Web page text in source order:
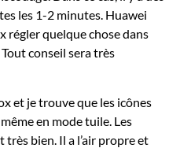
les 1-2 minutes. Huawei
régler quelque chose dans
conseil sera très
et je trouve que les icônes
en mode tuile. Les
bien. Il a l’air propre et